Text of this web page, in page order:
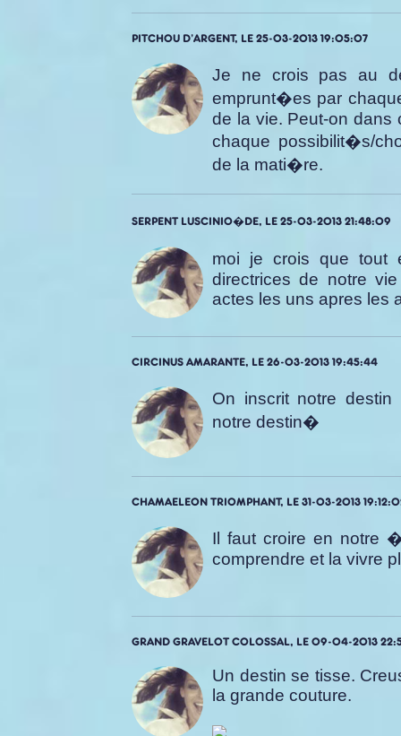
PITCHOU D'ARGENT, LE 25-03-2013 19:05:07
Je ne crois pas au
emprunt�es par
de la vie. Peut-on dans
chaque possibilit�s/
de la mati�re.
SERPENT LUSCINIO�DE, LE 25-03-2013 21:48:09
moi je crois que
directrices de notre
actes les uns apres les
CIRCINUS AMARANTE, LE 26-03-2013 19:45:44
On inscrit notre
notre destin�
CHAMAELEON TRIOMPHANT, LE 31-03-2013
Il faut croire en notre
comprendre et la vivre
GRAND GRAVELOT COLOSSAL, LE 09-04-2013
Un destin se tisse.
la grande couture.